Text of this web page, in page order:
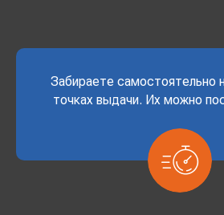
Забираете самостоятельно
точках выдачи. Их можно